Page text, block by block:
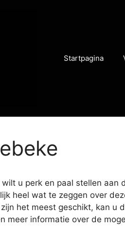
Startpagina
u perk en paal stellen aan
heel wat te zeggen over
het meest geschikt, kan u
meer informatie over de